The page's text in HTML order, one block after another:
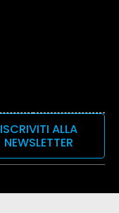
ISCRIVITI ALLA
NEWSLETTER